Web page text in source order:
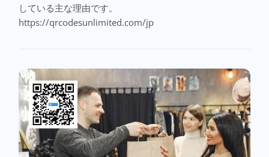
している主な理由です。
https://qrcodesunlimited.com/jp